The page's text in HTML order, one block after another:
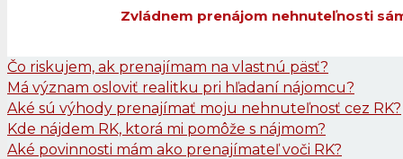
Zvládnem prenájom nehnuteľnosti
Čo riskujem, ak prenajímam na vlastnú päsť?
Má význam osloviť realitku pri hľadaní nájomcu?
Aké sú výhody prenajímať moju nehnuteľnosť cez RK?
Kde nájdem RK, ktorá mi pomôže s nájmom?
Aké povinnosti mám ako prenajímateľ voči RK?